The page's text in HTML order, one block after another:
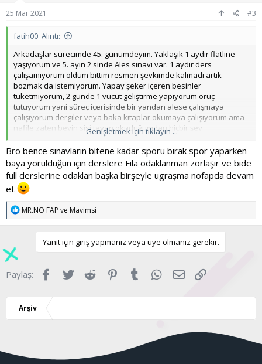
25 Mar 2021 #3
fatih00' Alıntı:
Arkadaşlar sürecimde 45. günümdeyim. Yaklaşık 1 aydır flatline
yaşıyorum ve 5. ayın 2 sinde Ales sınavı var. 1 aydır ders
çalışamıyorum öldüm bittim resmen şevkimde kalmadı artık
bozmak da istemiyorum. Yapay şeker içeren besinler
tüketmiyorum, 2 günde 1 vücut geliştirme yapıyorum oruç
tutuyorum yani süreç içerisinde bir yandan alese çalışmaya
çalışıyorum dergiler veya baka kitaplar okumaya çalışıyorum ama
nafile zaten beyin sisi tavan okuduğumdan hiçbir şey
anlamıyorum. Şu bir ay içerisinde 2-3 defa bir enerjim yerine
geldiği oldu tekrar geri flatline devam ediyor. Tetikleyicilere maruz
kaldığım zamanlar oldu ama her zaman ayağa kalktım. En azından
3 saat ders çalışacak kadar gücüm olsa yine idare edeceğim. Hele
sınav olmasa hiç takmam. Ben daha ne yapacağım bilmiyorum.
Bayağı bir dert yanıyorum ama bu kadarda olmaz arkadaşlar
Lütfen tavsiyelerinizi bekliyorum.
Genişletmek için tıklayın ...
Bro bence sınavların bitene kadar sporu bırak spor yaparken
baya yorulduğun için derslere Fila odaklanman zorlaşır ve bide
full derslerine odaklan başka birşeyle ugraşma nofapda devam
et
T
p
r
MR.NO FAP ve Mavimsi
Yanıt için giriş yapmanız veya üye olmanız gerekir.
Paylaş: Facebook
Twitter Reddit Pinterest
Tumblr WhatsApp
E-posta
Arşiv